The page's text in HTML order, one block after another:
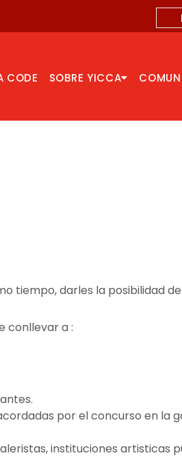
CODE SOBRE YICCA
tiempo, darles la posibilidad
conllevar a :
por el concurso en la
instituciones artisticas